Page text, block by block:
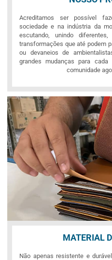
Acreditamos ser possível
sociedade e na indústria da
escutando, unindo
transformações que até podem
ou devaneios de
grandes mudanças para
comunidade
MATERIAL
Não apenas resistente e